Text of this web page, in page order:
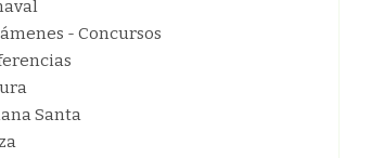
- Concursos
Santa